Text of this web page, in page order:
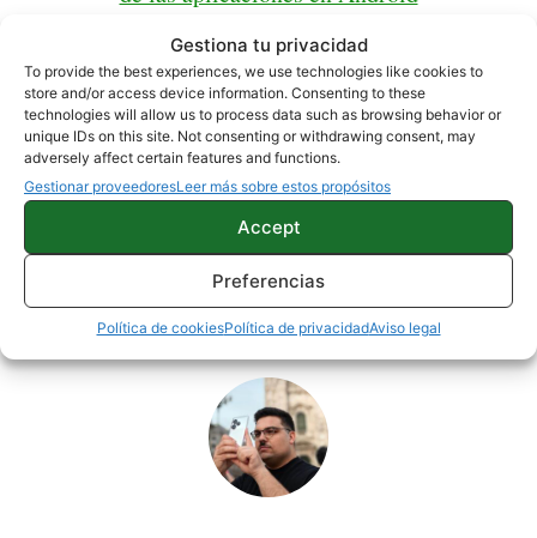
Gestiona tu privacidad
To provide the best experiences, we use technologies like cookies to
store and/or access device information. Consenting to these
technologies will allow us to process data such as browsing behavior or
unique IDs on this site. Not consenting or withdrawing consent, may
adversely affect certain features and functions.
Gestionar proveedoresLeer más sobre estos propósitos
Accept
Preferencias
Política de cookiesPolítica de privacidadAviso legal
BQ Aquaris X Pro 3/32 | Amazon
BQ Aquaris X Pro 4/64 |Amazon
BQ NOTICIAS
Sobre este autor